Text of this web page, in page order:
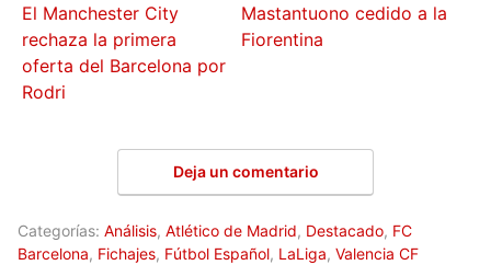
El Manchester City
rechaza la primera
oferta del Barcelona por
Rodri
Mastantuono cedido a la
Fiorentina
Deja un comentario
Categorías: Análisis, Atlético de Madrid, Destacado, FC
Barcelona, Fichajes, Fútbol Español, LaLiga, Valencia CF